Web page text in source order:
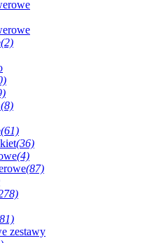
(2)
(8)
(61)
(36)
(4)
(87)
zestawy